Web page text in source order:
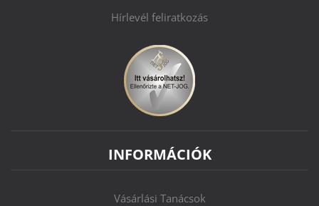
Hírlevél feliratkozás
INFORMÁCIÓK
Vásárlási Tanácsok